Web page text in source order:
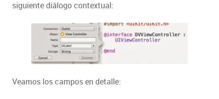
siguiente diálogo contextual:
Veamos los campos en detalle: